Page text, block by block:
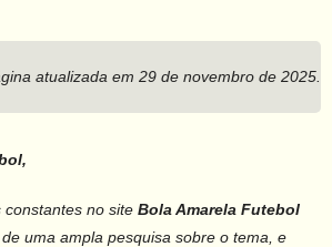
atualizada em 29 de novembro de 2025.
constantes no site Bola Amarela Futebol
uma ampla pesquisa sobre o tema, e